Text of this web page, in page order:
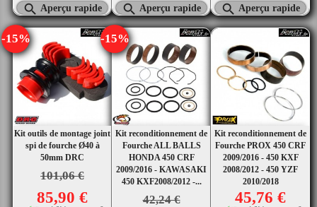
 Aperçu rapide  Aperçu rapide  Aperçu rapide
Kit outils de montage joint
spi de fourche Ø40 à
50mm DRC
101,06 €
-15%
85,90 €
Kit reconditionnement de
Fourche ALL BALLS
HONDA 450 CRF
2009/2016 - KAWASAKI
450 KXF2008/2012 -...
42,24 €
-15%
Kit reconditionnement de
Fourche PROX 450 CRF
2009/2016 - 450 KXF
2008/2012 - 450 YZF
2010/2018
45,76 €